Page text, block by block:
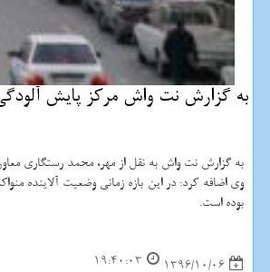
به گزارش نت واش مركز پایش آلودگی هوا، شاخص آلودگی هوای پایتخت را ۹۳ و
به گزارش نت واش به نقل از مهر، محمد رستگاری معاون پایش و نظارت اداره
بوده است.
1396/10/06
19:40:03